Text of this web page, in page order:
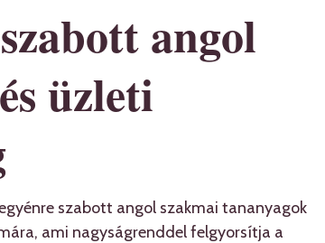
angol
üzleti
szabott angol szakmai tananyagok
ami nagyságrenddel felgyorsítja a